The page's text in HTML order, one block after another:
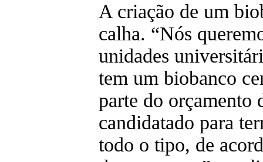
A criação de um
calha. “Nós
unidades
tem um biobanco
parte do orçamento
candidatado para
todo o tipo, de